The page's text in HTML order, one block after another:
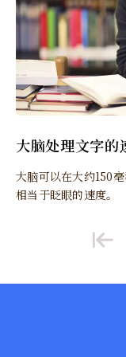
大脑处理文字的
大脑可以在大约150
相当于眨眼的速度。